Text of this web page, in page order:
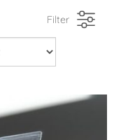
Filter